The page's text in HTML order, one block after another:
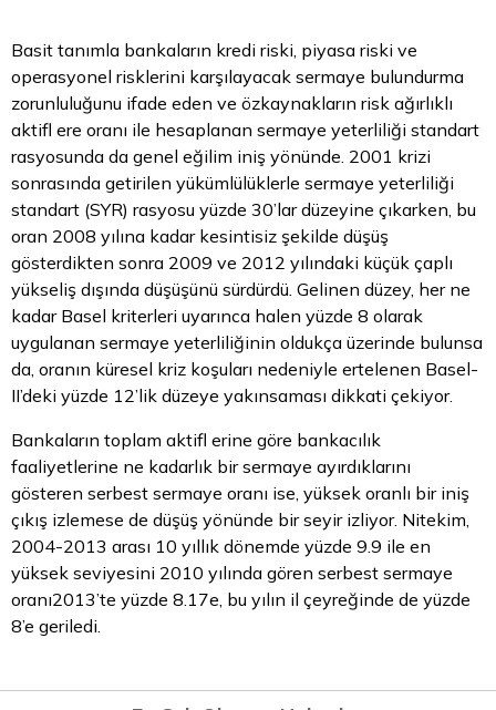
Basit tanımla bankaların kredi riski, piyasa riski ve
operasyonel risklerini karşılayacak sermaye bulundurma
zorunluluğunu ifade eden ve özkaynakların risk ağırlıklı
aktifl ere oranı ile hesaplanan sermaye yeterliliği standart
rasyosunda da genel eğilim iniş yönünde. 2001 krizi
sonrasında getirilen yükümlülüklerle sermaye yeterliliği
standart (SYR) rasyosu yüzde 30’lar düzeyine çıkarken, bu
oran 2008 yılına kadar kesintisiz şekilde düşüş
gösterdikten sonra 2009 ve 2012 yılındaki küçük çaplı
yükseliş dışında düşüşünü sürdürdü. Gelinen düzey, her ne
kadar Basel kriterleri uyarınca halen yüzde 8 olarak
uygulanan sermaye yeterliliğinin oldukça üzerinde bulunsa
da, oranın küresel kriz koşuları nedeniyle ertelenen Basel-
II’deki yüzde 12’lik düzeye yakınsaması dikkati çekiyor.
Bankaların toplam aktifl erine göre bankacılık
faaliyetlerine ne kadarlık bir sermaye ayırdıklarını
gösteren serbest sermaye oranı ise, yüksek oranlı bir iniş
çıkış izlemese de düşüş yönünde bir seyir izliyor. Nitekim,
2004-2013 arası 10 yıllık dönemde yüzde 9.9 ile en
yüksek seviyesini 2010 yılında gören serbest sermaye
oranı2013’te yüzde 8.17e, bu yılın il çeyreğinde de yüzde
8’e geriledi.